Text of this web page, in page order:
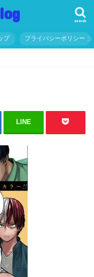
search
プ プライバシーポリシー
LINE